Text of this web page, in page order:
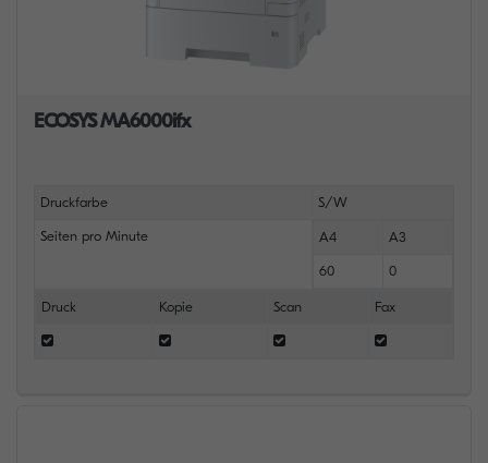
ECOSYS MA6000ifx
Druckfarbe S/W
Seiten pro Minute A4 A3
60 0
Druck Kopie Scan Fax